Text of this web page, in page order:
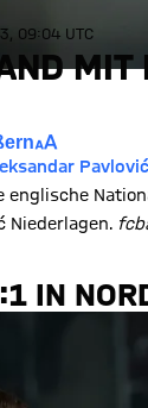
09:04 UTC
Pavlović
englische
Niederlagen.
IN